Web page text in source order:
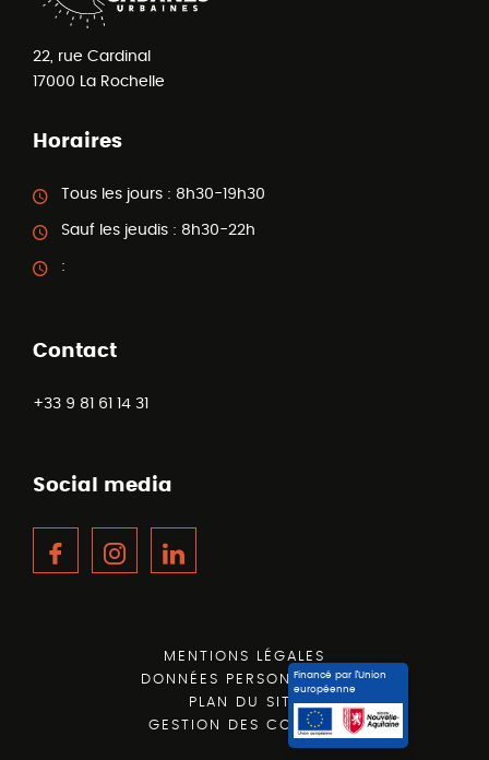
22, rue Cardinal
17000
La Rochelle
Horaires
Tous les jours : 8h30-19h30
Sauf les jeudis : 8h30-22h
Financé par l’Union
européenne
:
Contact
+33 9 81 61 14 31
Social media
FacebookInstagram
MENTIONS LÉGALES
DONNÉES PERSONNELLES
PLAN DU SITE
GESTION DES COOKIES